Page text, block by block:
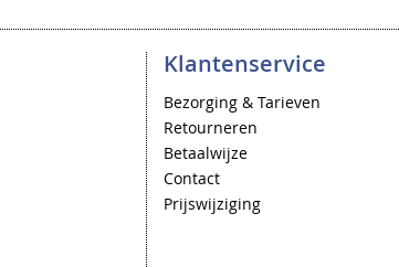
Klantenservice
Bezorging & Tarieven
Retourneren
Betaalwijze
Contact
Prijswijziging